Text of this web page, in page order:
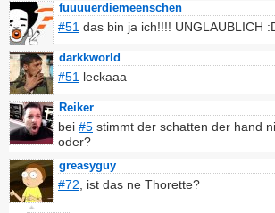
fuuuuerdiemeenschen
#51 das bin ja ich!!!! UNGLAUBLICH
darkkworld
#51 leckaaa
Reiker
bei #5 stimmt der schatten der hand
oder?
greasyguy
#72 , ist das ne Thorette?